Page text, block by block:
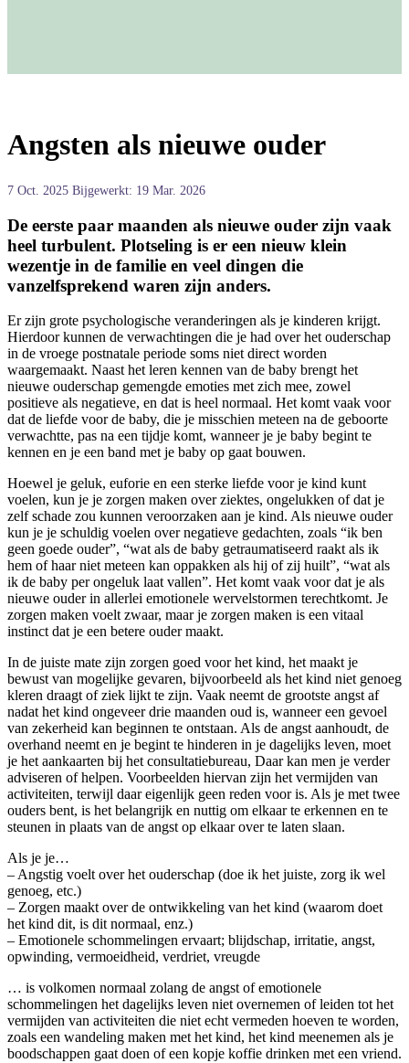
Angsten als nieuwe ouder
7 Oct. 2025 Bijgewerkt: 19 Mar. 2026
De eerste paar maanden als nieuwe ouder zijn vaak
heel turbulent. Plotseling is er een nieuw klein
wezentje in de familie en veel dingen die
vanzelfsprekend waren zijn anders.
Er zijn grote psychologische veranderingen als je kinderen krijgt.
Hierdoor kunnen de verwachtingen die je had over het ouderschap
in de vroege postnatale periode soms niet direct worden
waargemaakt. Naast het leren kennen van de baby brengt het
nieuwe ouderschap gemengde emoties met zich mee, zowel
positieve als negatieve, en dat is heel normaal. Het komt vaak voor
dat de liefde voor de baby, die je misschien meteen na de geboorte
verwachtte, pas na een tijdje komt, wanneer je je baby begint te
kennen en je een band met je baby op gaat bouwen.
Hoewel je geluk, euforie en een sterke liefde voor je kind kunt
voelen, kun je je zorgen maken over ziektes, ongelukken of dat je
zelf schade zou kunnen veroorzaken aan je kind. Als nieuwe ouder
kun je je schuldig voelen over negatieve gedachten, zoals “ik ben
geen goede ouder”, “wat als de baby getraumatiseerd raakt als ik
hem of haar niet meteen kan oppakken als hij of zij huilt”, “wat als
ik de baby per ongeluk laat vallen”. Het komt vaak voor dat je als
nieuwe ouder in allerlei emotionele wervelstormen terechtkomt. Je
zorgen maken voelt zwaar, maar je zorgen maken is een vitaal
instinct dat je een betere ouder maakt.
In de juiste mate zijn zorgen goed voor het kind, het maakt je
bewust van mogelijke gevaren, bijvoorbeeld als het kind niet genoeg
kleren draagt of ziek lijkt te zijn. Vaak neemt de grootste angst af
nadat het kind ongeveer drie maanden oud is, wanneer een gevoel
van zekerheid kan beginnen te ontstaan. Als de angst aanhoudt, de
overhand neemt en je begint te hinderen in je dagelijks leven, moet
je het aankaarten bij het consultatiebureau, Daar kan men je verder
adviseren of helpen. Voorbeelden hiervan zijn het vermijden van
activiteiten, terwijl daar eigenlijk geen reden voor is. Als je met twee
ouders bent, is het belangrijk en nuttig om elkaar te erkennen en te
steunen in plaats van de angst op elkaar over te laten slaan.
Als je je…
– Angstig voelt over het ouderschap (doe ik het juiste, zorg ik wel
genoeg, etc.)
– Zorgen maakt over de ontwikkeling van het kind (waarom doet
het kind dit, is dit normaal, enz.)
– Emotionele schommelingen ervaart; blijdschap, irritatie, angst,
opwinding, vermoeidheid, verdriet, vreugde
… is volkomen normaal zolang de angst of emotionele
schommelingen het dagelijks leven niet overnemen of leiden tot het
vermijden van activiteiten die niet echt vermeden hoeven te worden,
zoals een wandeling maken met het kind, het kind meenemen als je
boodschappen gaat doen of een kopje koffie drinken met een vriend.